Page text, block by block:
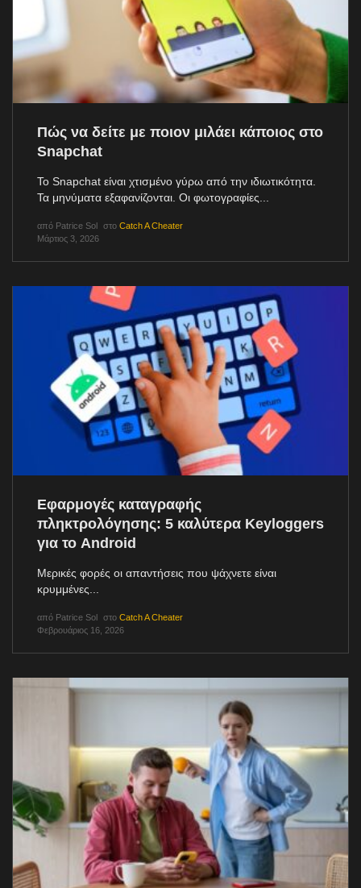
Πώς να δείτε με ποιον μιλάει κάποιος στο
Snapchat
Το Snapchat είναι χτισμένο γύρω από την ιδιωτικότητα.
Τα μηνύματα εξαφανίζονται. Οι φωτογραφίες...
από Patrice Sol στο Catch A Cheater
Μάρτιος 3, 2026
Εφαρμογές καταγραφής
πληκτρολόγησης: 5 καλύτερα Keyloggers
για το Android
Μερικές φορές οι απαντήσεις που ψάχνετε είναι
κρυμμένες...
από Patrice Sol στο Catch A Cheater
Φεβρουάριος 16, 2026